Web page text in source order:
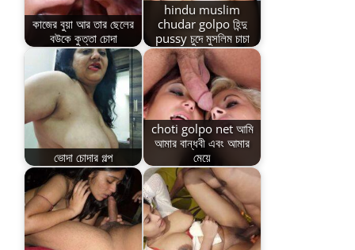
কাজের বুয়া আর তার ছেলের
বউকে কুত্তা চোদা
hindu muslim
chudar golpo হিন্দু
pussy চুদে মুসলিম চাচা
ভোদা চোদার গল্প
choti golpo net আমি
আমার বান্ধবী এবং আমার
মেয়ে